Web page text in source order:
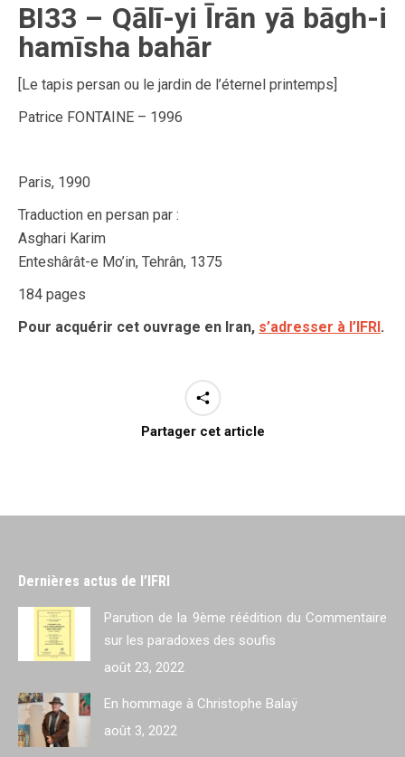
BI33 – Qālī-yi Īrān yā bāgh-i
hamīsha bahār
[Le tapis persan ou le jardin de l’éternel printemps]
Patrice FONTAINE – 1996
Paris, 1990
Traduction en persan par :
Asghari Karim
Enteshârât-e Mo’in, Tehrân, 1375
184 pages
Pour acquérir cet ouvrage en Iran, s’adresser à l’IFRI.
Partager cet article
Dernières actus de l’IFRI
Parution de la 9ème réédition du Commentaire
sur les paradoxes des soufis
août 23, 2022
En hommage à Christophe Balaÿ
août 3, 2022